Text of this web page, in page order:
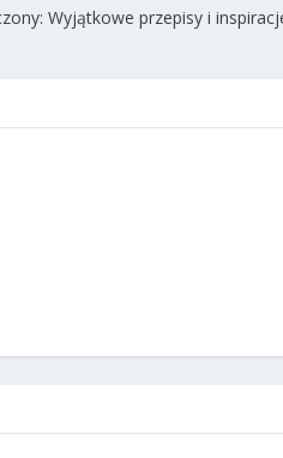
Wyjątkowe przepisy i